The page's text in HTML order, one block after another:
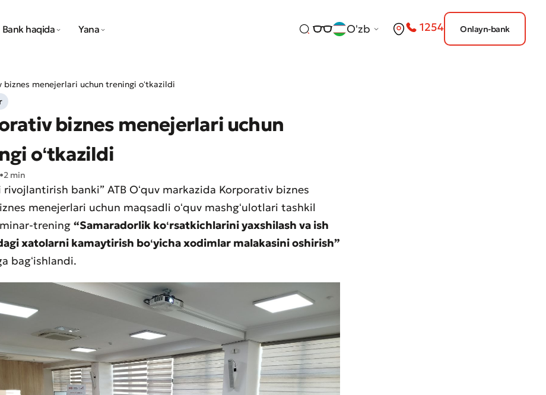
Bank haqida Yana O'zb 1254 Onlayn-bank
biznes menejerlari uchun treningi oʻtkazildi
biznes menejerlari uchun
oʻtkazildi
•2 min
rivojlantirish banki” ATB Oʻquv markazida Korporativ biznes
menejerlari uchun maqsadli oʻquv mashgʻulotlari tashkil
trening “Samaradorlik koʻrsatkichlarini yaxshilash va ish
xatolarni kamaytirish boʻyicha xodimlar malakasini oshirish”
bagʻishlandi.